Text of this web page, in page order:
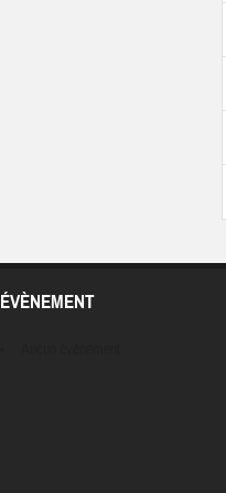
ÉVÈNEMENT